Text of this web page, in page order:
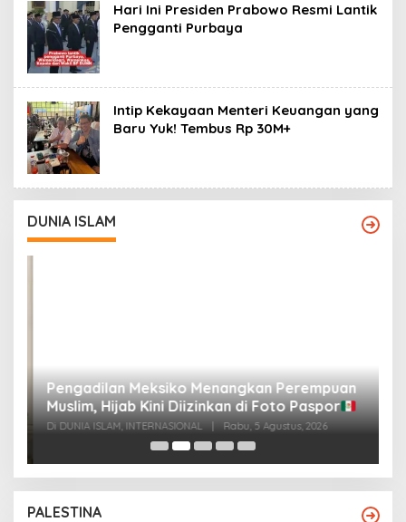
Hari Ini Presiden Prabowo Resmi Lantik
Pengganti Purbaya
Intip Kekayaan Menteri Keuangan yang
Baru Yuk! Tembus Rp 30M+
DUNIA ISLAM
Pengadilan Meksiko Menangkan Perempuan
Muslim, Hijab Kini Diizinkan di Foto Paspor
Di DUNIA ISLAM, INTERNASIONAL Rabu, 5 Agustus, 2026
PALESTINA